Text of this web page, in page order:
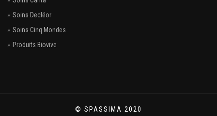
Soins Decléor
Soins Cinq Mondes
Produits Biovive
© SPASSIMA 2020